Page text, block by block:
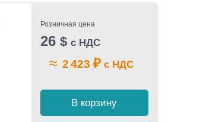
Розничная цена
26 $ с НДС
≈ 2 423 ₽с НДС
В корзину